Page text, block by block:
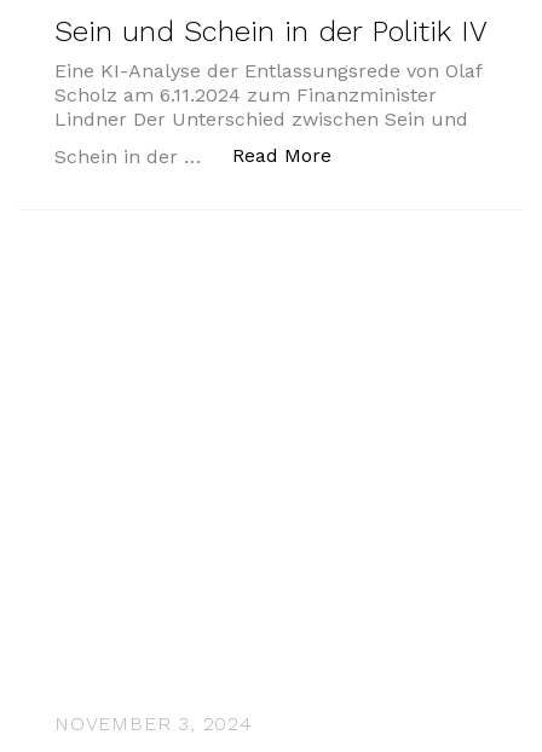
Sein und Schein in der Politik IV
Eine KI-Analyse der Entlassungsrede von Olaf
Scholz am 6.11.2024 zum Finanzminister
Lindner Der Unterschied zwischen Sein und
Schein in der …
Read More
NOVEMBER 3, 2024